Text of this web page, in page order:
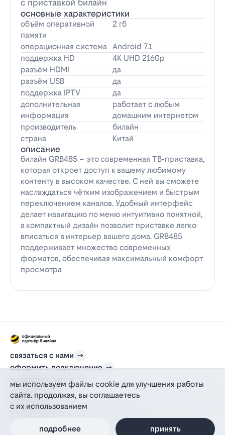
с приставкой билайн
основные характеристики
объём оперативной
памяти
2 гб
операционная система Android 7.1
поддержка HD
4K UHD 2160p
разъём HDMI
да
разъём USB
да
поддержка IPTV
да
дополнительная
информация
работает с любым
домашним интернетом
производитель
билайн
страна
Китай
описание
билайн GRB485 – это современная ТВ-приставка,
которая откроет доступ к вашему любимому
контенту в высоком качестве. С ней вы сможете
наслаждаться чётким изображением и быстрым
переключением каналов. Удобный интерфейс
делает навигацию по меню интуитивно понятной,
а компактный дизайн позволит приставке легко
вписаться в интерьер вашего дома. GRB485
поддерживает множество современных
форматов, обеспечивая максимальный комфорт
просмотра
связаться с нами
оформить подключение
проверить адрес
для дома
информация
действующий на основании агентского договора
политика персональных данных
мы используем файлы cookie для улучшения работы
сайта. продолжая, вы соглашаетесь
с их использованием
подробнее принять